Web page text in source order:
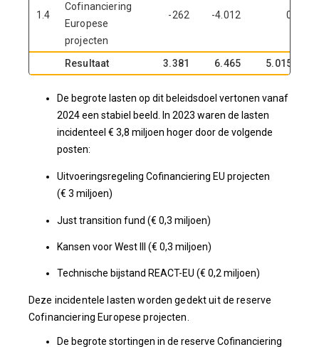
1.4
Cofinanciering
Europese
projecten
-262 -4.012 0
Resultaat 3.381 6.465 5.015
De begrote lasten op dit beleidsdoel vertonen vanaf
2024 een stabiel beeld. In 2023 waren de lasten
incidenteel € 3,8 miljoen hoger door de volgende
posten:
Uitvoeringsregeling Cofinanciering EU projecten
(€ 3 miljoen)
Just transition fund (€ 0,3 miljoen)
Kansen voor West III (€ 0,3 miljoen)
Technische bijstand REACT-EU (€ 0,2 miljoen)
Deze incidentele lasten worden gedekt uit de reserve
Cofinanciering Europese projecten.
De begrote stortingen in de reserve Cofinanciering